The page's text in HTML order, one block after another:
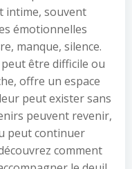
intime, souvent
émotionnelles
manque, silence.
être difficile ou
offre un espace
peut exister sans
peuvent revenir,
peut continuer
comment